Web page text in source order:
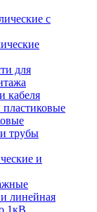
с
для
кабеля
трубы
и
линейная
1кВ